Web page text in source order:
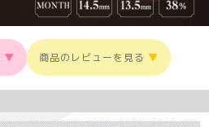
▼ 商品のレビューを見る ▼